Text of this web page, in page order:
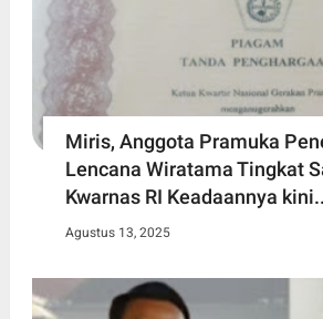
Miris, Anggota Pramuka
Lencana Wiratama Tingkat
Kwarnas RI Keadaannya
Agustus 13, 2025